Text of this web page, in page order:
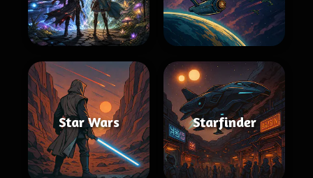
Star Wars Starfinder